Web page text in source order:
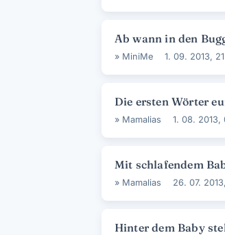
Ab wann in den
» MiniMe 1. 09. 2013,
Die ersten Wörter
» Mamalias 1. 08. 2013,
Mit schlafendem
» Mamalias 26. 07.
Hinter dem Baby